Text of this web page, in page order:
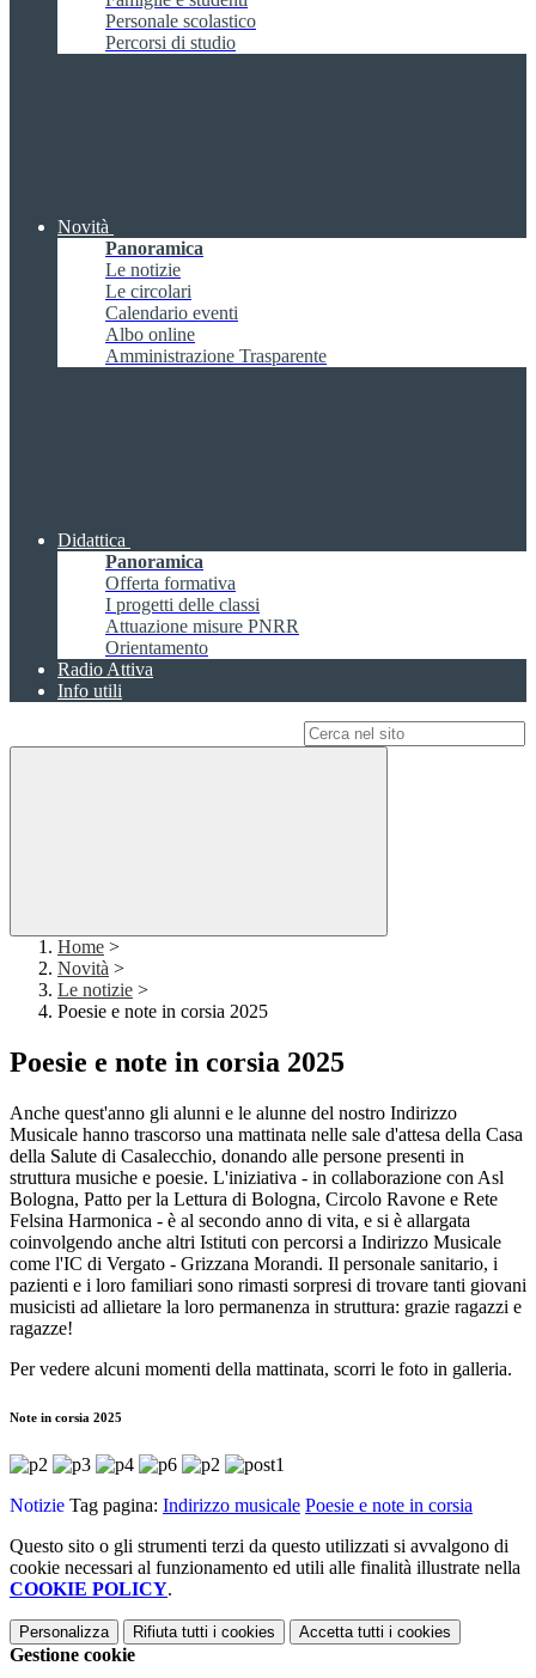
Personale scolastico
Percorsi di studio
Novità
Panoramica
Le notizie
Le circolari
Calendario eventi
Albo online
Amministrazione Trasparente
Didattica
Panoramica
Offerta formativa
I progetti delle classi
Attuazione misure PNRR
Orientamento
Radio Attiva
Info utili
Home >
Novità >
Le notizie >
Poesie e note in corsia 2025
Poesie e note in corsia 2025
Anche quest'anno gli alunni e le alunne del nostro Indirizzo
Musicale hanno trascorso una mattinata nelle sale d'attesa della Casa
della Salute di Casalecchio, donando alle persone presenti in
struttura musiche e poesie. L'iniziativa - in collaborazione con Asl
Bologna, Patto per la Lettura di Bologna, Circolo Ravone e Rete
Felsina Harmonica - è al secondo anno di vita, e si è allargata
coinvolgendo anche altri Istituti con percorsi a Indirizzo Musicale
come l'IC di Vergato - Grizzana Morandi. Il personale sanitario, i
pazienti e i loro familiari sono rimasti sorpresi di trovare tanti giovani
musicisti ad allietare la loro permanenza in struttura: grazie ragazzi e
ragazze!
Per vedere alcuni momenti della mattinata, scorri le foto in galleria.
Note in corsia 2025
Notizie Tag pagina: Indirizzo musicale Poesie e note in corsia
Questo sito o gli strumenti terzi da questo utilizzati si avvalgono di
cookie necessari al funzionamento ed utili alle finalità illustrate nella
COOKIE POLICY.
Personalizza Rifiuta tutti i cookies Accetta tutti i cookies
Gestione cookie